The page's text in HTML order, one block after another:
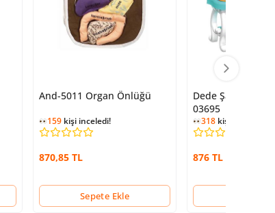
And-5011 Organ Önlüğü
159 kişi inceledi!
870,85 TL
Sepete Ekle
Dede Şato
03695
318 kişi inceledi!
876 TL